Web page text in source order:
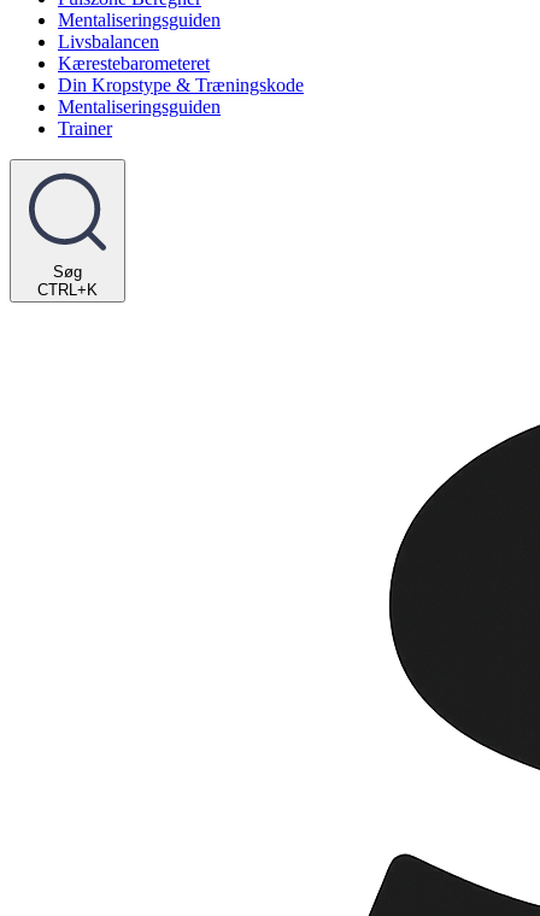
Mentaliseringsguiden
Livsbalancen
Kærestebarometeret
Din Kropstype & Træningskode
Mentaliseringsguiden
Trainer
Søg
CTRL+K